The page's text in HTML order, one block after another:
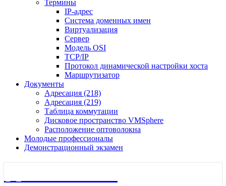
Термины
IP-адрес
Система доменных имен
Виртуализация
Сервер
Модель OSI
TCP/IP
Протокол динамической настройки хоста
Маршрутизатор
Документы
Адресация (218)
Адресация (219)
Таблица коммутации
Дисковое пространство VMSphere
Расположение оптоволокна
Молодые профессионалы
Демонстрационный экзамен